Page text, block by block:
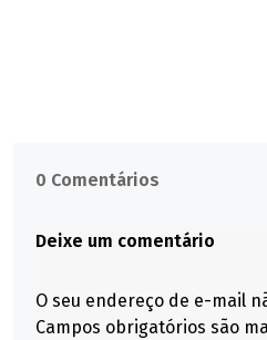
0 Comentários
Deixe um comentário
O seu endereço de e-mail
Campos obrigatórios são